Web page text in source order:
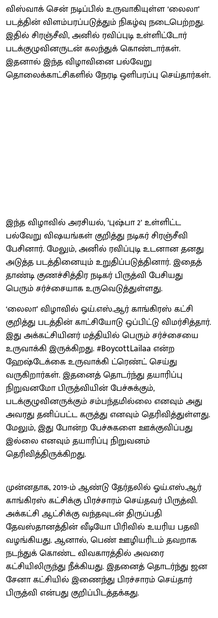
விஸ்வாக் சென் நடிப்பில் உருவாகியுள்ள ‘லைலா’
படத்தின் விளம்பரப்படுத்தும் நிகழ்வு நடைபெற்றது.
இதில் சிரஞ்சீவி, அனில் ரவிப்புடி உள்ளிட்டோர்
படக்குழுவினருடன் கலந்துக் கொண்டார்கள்.
இதனால் இந்த விழாவினை பல்வேறு
தொலைக்காட்சிகளில் நேரடி ஒளிபரப்பு செய்தார்கள்.
இந்த விழாவில் அரசியல், ‘புஷ்பா 2’ உள்ளிட்ட
பல்வேறு விஷயங்கள் குறித்து நடிகர் சிரஞ்சீவி
பேசினார். மேலும், அனில் ரவிப்புடி உடனான தனது
அடுத்த படத்தினையும் உறுதிப்படுத்தினார். இதைத்
தாண்டி குணச்சித்திர நடிகர் பிருத்வி பேசியது
பெரும் சர்ச்சையாக உருவெடுத்துள்ளது.
‘லைலா’ விழாவில் ஓய்.எஸ்.ஆர் காங்கிரஸ் கட்சி
குறித்து படத்தின் காட்சியோடு ஒப்பிட்டு விமர்சித்தார்.
இது அக்கட்சியினர் மத்தியில் பெரும் சர்ச்சையை
உருவாக்கி இருக்கிறது. #BoycottLailaa என்ற
ஹேஷ்டேக்கை உருவாக்கி ட்ரெண்ட் செய்து
வருகிறார்கள். இதனைத் தொடர்ந்து தயாரிப்பு
நிறுவனமோ பிருத்வியின் பேச்சுக்கும்,
படக்குழுவினருக்கும் சம்பந்தமில்லை எனவும் அது
அவரது தனிப்பட்ட கருத்து எனவும் தெரிவித்துள்ளது.
மேலும், இது போன்ற பேச்சுகளை ஊக்குவிப்பது
இல்லை எனவும் தயாரிப்பு நிறுவனம்
தெரிவித்திருக்கிறது.
முன்னதாக, 2019-ம் ஆண்டு தேர்தலில் ஓய்.எஸ்.ஆர்
காங்கிரஸ் கட்சிக்கு பிரச்சாரம் செய்தவர் பிருத்வி.
அக்கட்சி ஆட்சிக்கு வந்தவுடன் திருப்பதி
தேவஸ்தானத்தின் வீடியோ பிரிவில் உயரிய பதவி
வழங்கியது. ஆனால், பெண் ஊழியரிடம் தவறாக
நடந்துக் கொண்ட விவகாரத்தில் அவரை
கட்சியிலிருந்து நீக்கியது. இதனைத் தொடர்ந்து ஜன
சேனா கட்சியில் இணைந்து பிரச்சாரம் செய்தார்
பிருத்வி என்பது குறிப்பிடத்தக்கது.